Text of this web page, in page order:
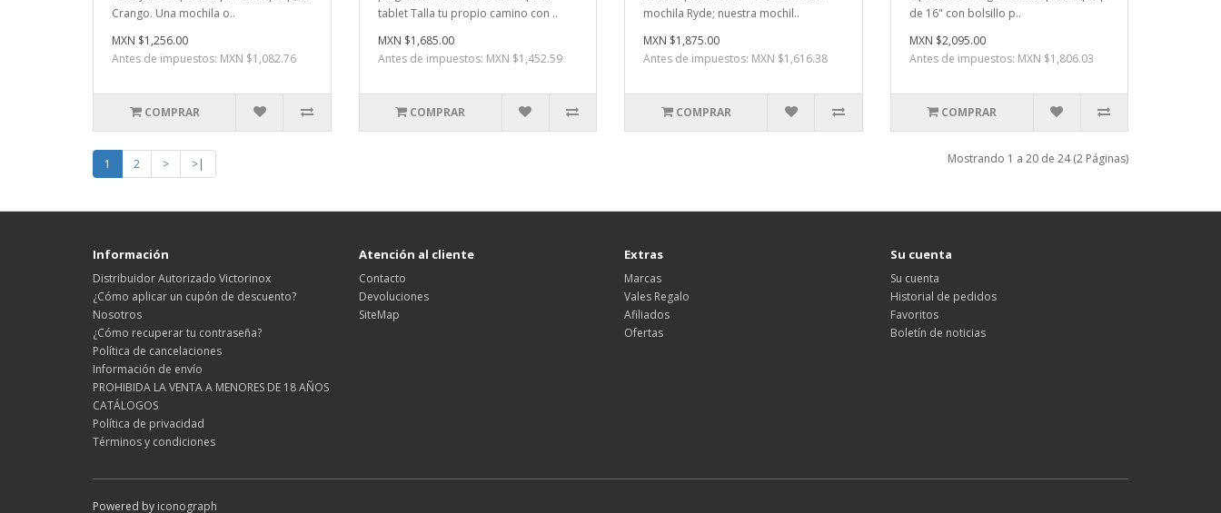
Crango. Una mochila o..
MXN $1,256.00
Antes de impuestos: MXN $1,082.76
COMPRAR
tablet Talla tu propio camino con ..
MXN $1,685.00
Antes de impuestos: MXN $1,452.59
COMPRAR
mochila Ryde; nuestra mochil..
MXN $1,875.00
Antes de impuestos: MXN $1,616.38
COMPRAR
de 16" con bolsillo p..
MXN $2,095.00
Antes de impuestos: MXN $1,806.03
COMPRAR
1 2 > >| Mostrando 1 a 20 de 24 (2 Páginas)
Información
Distribuidor Autorizado Victorinox
¿Cómo aplicar un cupón de descuento?
Nosotros
¿Cómo recuperar tu contraseña?
Política de cancelaciones
Información de envío
PROHIBIDA LA VENTA A MENORES DE 18 AÑOS
CATÁLOGOS
Política de privacidad
Términos y condiciones
Atención al cliente
Contacto
Devoluciones
SiteMap
Extras
Marcas
Vales Regalo
Afiliados
Ofertas
Su cuenta
Su cuenta
Historial de pedidos
Favoritos
Boletín de noticias
Powered by iconograph